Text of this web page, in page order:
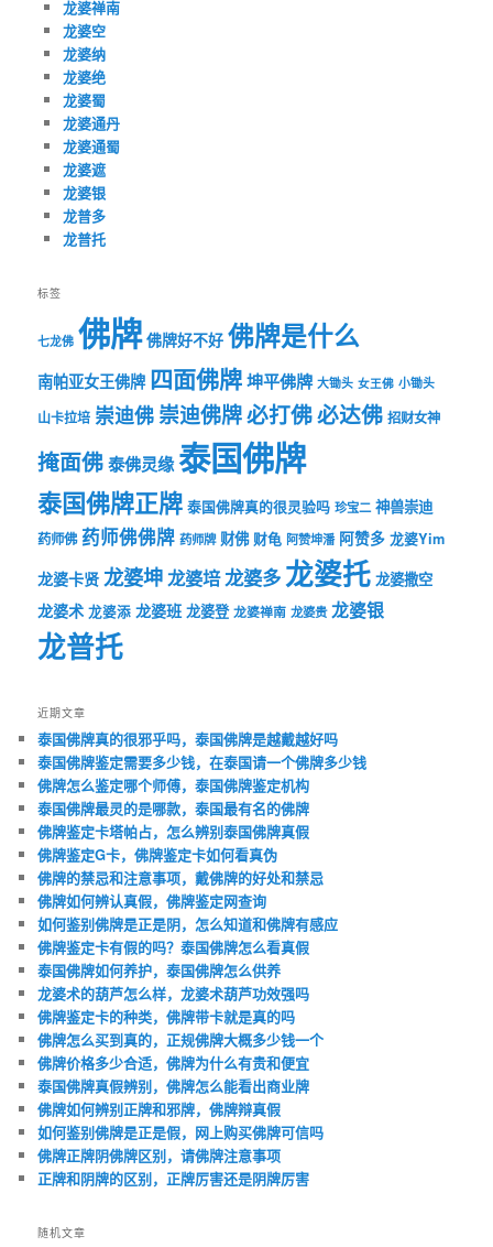
龙婆禅南
龙婆空
龙婆纳
龙婆绝
龙婆蜀
龙婆通丹
龙婆通蜀
龙婆遮
龙婆银
龙普多
龙普托
标签
七龙佛 佛牌 佛牌好不好 佛牌是什么
南帕亚女王佛牌 四面佛牌坤平佛牌 大锄头 女王佛 小锄头
山卡拉培 崇迪佛崇迪佛牌必打佛必达佛 招财女神
掩面佛泰佛灵缘泰国佛牌
泰国佛牌正牌 泰国佛牌真的很灵验吗 珍宝二 神兽崇迪
药师佛 药师佛佛牌 药师牌 财佛 财龟 阿赞坤潘 阿赞多 龙婆Yim
龙婆卡贤 龙婆坤龙婆培龙婆多龙婆托 龙婆撒空
龙婆术 龙婆添 龙婆班 龙婆登 龙婆禅南 龙婆贵 龙婆银
龙普托
近期文章
泰国佛牌真的很邪乎吗，泰国佛牌是越戴越好吗
泰国佛牌鉴定需要多少钱，在泰国请一个佛牌多少钱
佛牌怎么鉴定哪个师傅，泰国佛牌鉴定机构
泰国佛牌最灵的是哪款，泰国最有名的佛牌
佛牌鉴定卡塔帕占，怎么辨别泰国佛牌真假
佛牌鉴定G卡，佛牌鉴定卡如何看真伪
佛牌的禁忌和注意事项，戴佛牌的好处和禁忌
佛牌如何辨认真假，佛牌鉴定网查询
如何鉴别佛牌是正是阴，怎么知道和佛牌有感应
佛牌鉴定卡有假的吗？泰国佛牌怎么看真假
泰国佛牌如何养护，泰国佛牌怎么供养
龙婆术的葫芦怎么样，龙婆术葫芦功效强吗
佛牌鉴定卡的种类，佛牌带卡就是真的吗
佛牌怎么买到真的，正规佛牌大概多少钱一个
佛牌价格多少合适，佛牌为什么有贵和便宜
泰国佛牌真假辨别，佛牌怎么能看出商业牌
佛牌如何辨别正牌和邪牌，佛牌辩真假
如何鉴别佛牌是正是假，网上购买佛牌可信吗
佛牌正牌阴佛牌区别，请佛牌注意事项
正牌和阴牌的区别，正牌厉害还是阴牌厉害
随机文章